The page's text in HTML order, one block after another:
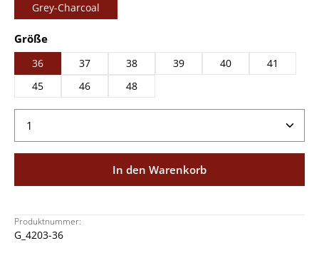
Grey-Charcoal
Größeauswählen
36 37 38 39 40
41
45
46 48
Produkt Anzahl: Gib den gewünschten Wert ein
In den Warenkorb
Produktnummer:
G_4203-36